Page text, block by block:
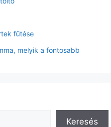
fűtése
melyik a fontosabb
Keresés